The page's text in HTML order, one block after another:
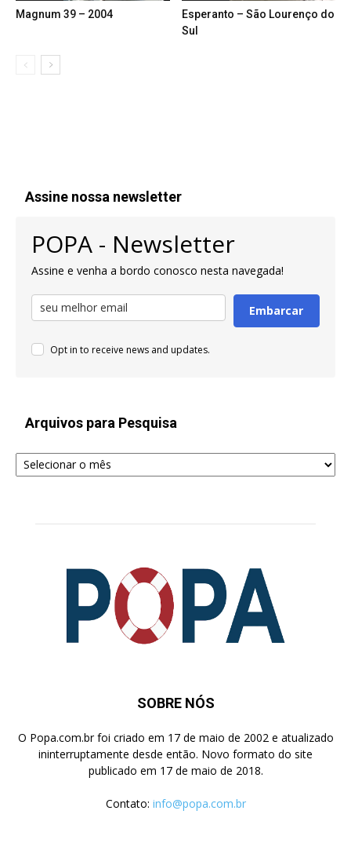
Magnum 39 – 2004
Esperanto – São Lourenço do
Sul
Assine nossa newsletter
POPA - Newsletter
Assine e venha a bordo conosco nesta navegada!
Embarcar
Opt in to receive news and updates.
Arquivos para Pesquisa
Arquivos
para
SOBRE NÓS
O Popa.com.br foi criado em 17 de maio de 2002 e atualizado
ininterruptamente desde então. Novo formato do site
publicado em 17 de maio de 2018.
Contato: info@popa.com.br